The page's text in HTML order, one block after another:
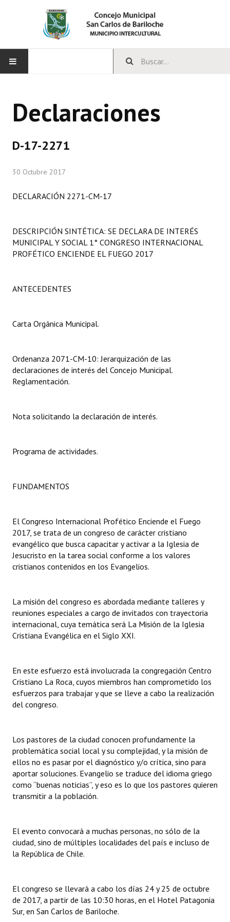
CONCEJO
Comisiones Especiales
Programas
Constitución Nacional
Carta Orgánica 2007
Digesto
DOCUMENTOS
Dictámenes Asesoría Letrada
Informes de Unidad Coordinadora
Ejecución Presupuestaria
Actas de Audiencias Públicas
Comunicaciones
Declaraciones
Resoluciones de Presidencia
INSTITUCIONAL
Noticias Destacadas
Registros y Distinciones
Datos Históricos
Audiencias Públicas - Registro
Mujeres que Dejaron Huellas - Registro
Ciudadano Ilustre - Registro
Banca del Vecino - Registro
Declaraciones
D-17-2271
30 Octubre 2017
DECLARACIÓN 2271-CM-17
DESCRIPCIÓN SINTÉTICA: SE DECLARA DE INTERÉS
MUNICIPAL Y SOCIAL 1° CONGRESO INTERNACIONAL
PROFÉTICO ENCIENDE EL FUEGO 2017
ANTECEDENTES
Carta Orgánica Municipal.
Ordenanza 2071-CM-10: Jerarquización de las
declaraciones de interés del Concejo Municipal.
Reglamentación.
Nota solicitando la declaración de interés.
Programa de actividades.
FUNDAMENTOS
El Congreso Internacional Profético Enciende el Fuego
2017, se trata de un congreso de carácter cristiano
evangélico que busca capacitar y activar a la Iglesia de
Jesucristo en la tarea social conforme a los valores
cristianos contenidos en los Evangelios.
La misión del congreso es abordada mediante talleres y
reuniones especiales a cargo de invitados con trayectoria
internacional, cuya temática será La Misión de la Iglesia
Cristiana Evangélica en el Siglo XXI.
En este esfuerzo está involucrada la congregación Centro
Cristiano La Roca, cuyos miembros han comprometido los
esfuerzos para trabajar y que se lleve a cabo la realización
del congreso.
Los pastores de la ciudad conocen profundamente la
problemática social local y su complejidad, y la misión de
ellos no es pasar por el diagnóstico y/o crítica, sino para
aportar soluciones. Evangelio se traduce del idioma griego
como “buenas noticias”, y eso es lo que los pastores quieren
transmitir a la población.
El evento convocará a muchas personas, no sólo de la
ciudad, sino de múltiples localidades del país e incluso de
la República de Chile.
El congreso se llevará a cabo los días 24 y 25 de octubre
de 2017, a partir de las 10:30 horas, en el Hotel Patagonia
Sur, en San Carlos de Bariloche.